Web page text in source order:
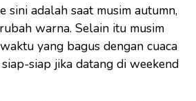
sini adalah saat musim autumn,
warna. Selain itu musim
yang bagus dengan cuaca
siap jika datang di weekend